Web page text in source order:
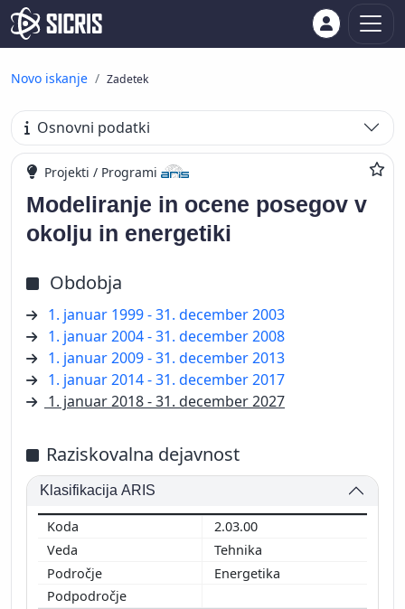
Novo iskanje Zadetek
Osnovni podatki
Projekti / Programi
Modeliranje in ocene posegov v
okolju in energetiki
Obdobja
1. januar 1999 - 31. december 2003
1. januar 2004 - 31. december 2008
1. januar 2009 - 31. december 2013
1. januar 2014 - 31. december 2017
1. januar 2018 - 31. december 2027
Raziskovalna dejavnost
Klasifikacija ARIS
2.03.00
Tehnika
Energetika